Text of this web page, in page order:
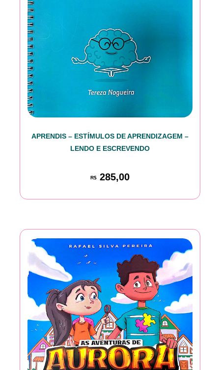
APRENDIS – ESTÍMULOS DE APRENDIZAGEM –
LENDO E ESCREVENDO
R$ 285,00